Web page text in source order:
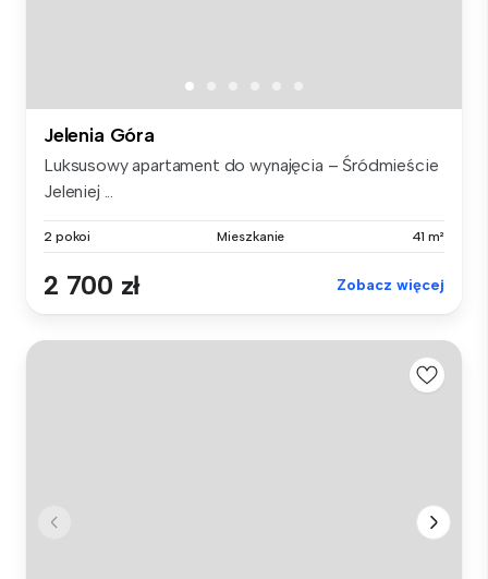
Jelenia Góra
Luksusowy apartament do wynajęcia – Śródmieście
Jeleniej ...
2 pokoi Mieszkanie 41 m²
2 700 zł Zobacz więcej